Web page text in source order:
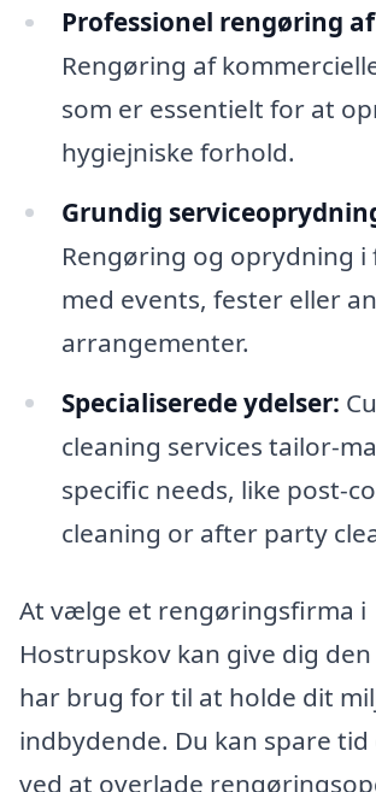
Professionel rengøring
Rengøring af
som er essentielt for at
hygiejniske forhold.
Grundig
Rengøring og oprydning i
med events, fester eller
arrangementer.
Specialiserede ydelser:
cleaning services tailor-
specific needs, like post-
cleaning or after party
At vælge et rengøringsfirma i
Hostrupskov kan give dig
har brug for til at holde dit
indbydende. Du kan spare
ved at overlade